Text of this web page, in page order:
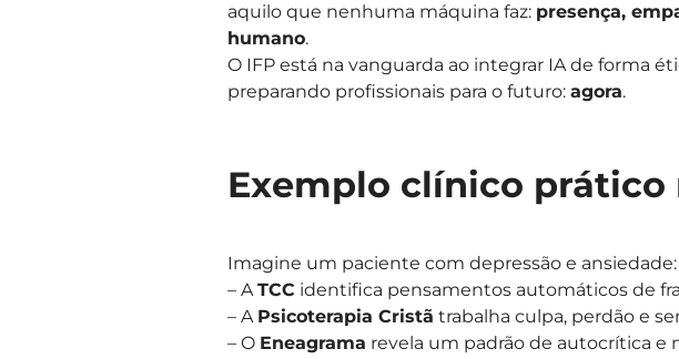
aquilo que nenhuma máquina faz: presença,
humano.
O IFP está na vanguarda ao integrar IA de forma
preparando profissionais para o futuro: agora.
Exemplo clínico prático
Imagine um paciente com depressão e ansiedade:
– ATCC identifica pensamentos automáticos de
– A Psicoterapia Cristã trabalha culpa, perdão e
– O Eneagrama revela um padrão de autocrítica e